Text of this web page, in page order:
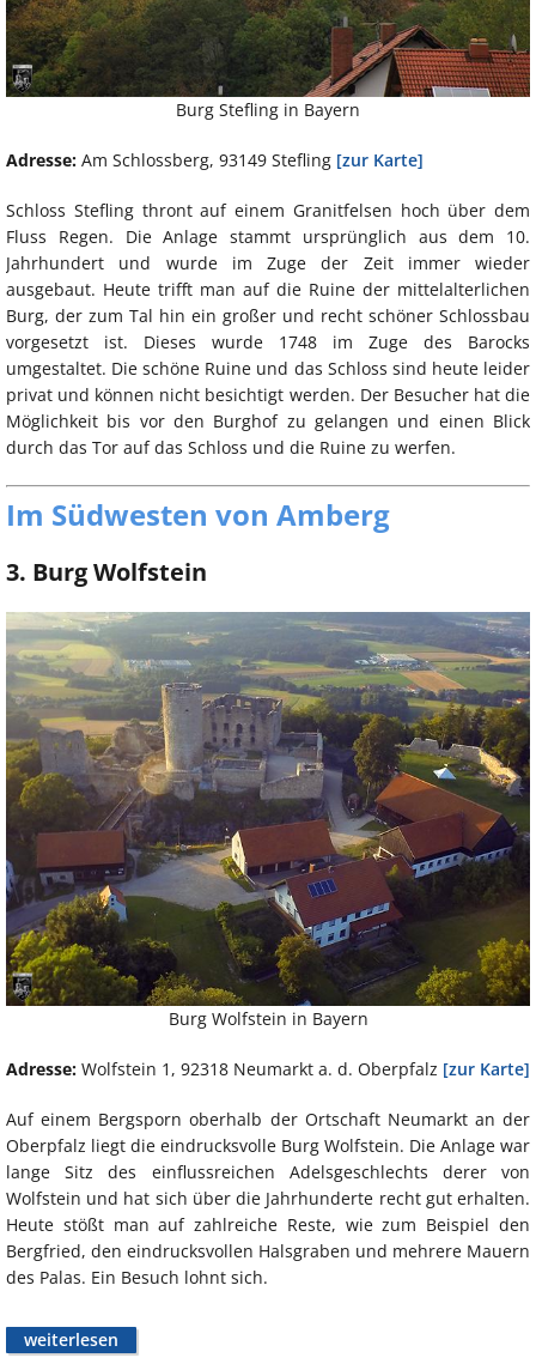
Burg Stefling in Bayern
Adresse: Am Schlossberg, 93149 Stefling [zur Karte]
Schloss Stefling thront auf einem Granitfelsen hoch über dem
Fluss Regen. Die Anlage stammt ursprünglich aus dem 10.
Jahrhundert und wurde im Zuge der Zeit immer wieder
ausgebaut. Heute trifft man auf die Ruine der mittelalterlichen
Burg, der zum Tal hin ein großer und recht schöner Schlossbau
vorgesetzt ist. Dieses wurde 1748 im Zuge des Barocks
umgestaltet. Die schöne Ruine und das Schloss sind heute leider
privat und können nicht besichtigt werden. Der Besucher hat die
Möglichkeit bis vor den Burghof zu gelangen und einen Blick
durch das Tor auf das Schloss und die Ruine zu werfen.
Im Südwesten von Amberg
3. Burg Wolfstein
Burg Wolfstein in Bayern
Adresse: Wolfstein 1, 92318 Neumarkt a. d. Oberpfalz [zur Karte]
Auf einem Bergsporn oberhalb der Ortschaft Neumarkt an der
Oberpfalz liegt die eindrucksvolle Burg Wolfstein. Die Anlage war
lange Sitz des einflussreichen Adelsgeschlechts derer von
Wolfstein und hat sich über die Jahrhunderte recht gut erhalten.
Heute stößt man auf zahlreiche Reste, wie zum Beispiel den
Bergfried, den eindrucksvollen Halsgraben und mehrere Mauern
des Palas. Ein Besuch lohnt sich.
weiterlesen